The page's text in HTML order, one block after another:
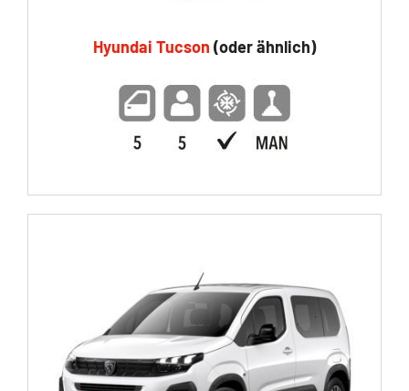
Hyundai Tucson (oder ähnlich)